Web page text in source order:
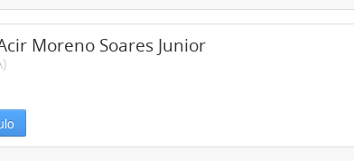
Moreno Soares Junior